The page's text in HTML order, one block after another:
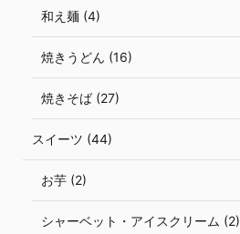
和え麺 (4)
焼きうどん (16)
焼きそば (27)
スイーツ (44)
お芋 (2)
シャーベット・アイスクリーム (2)